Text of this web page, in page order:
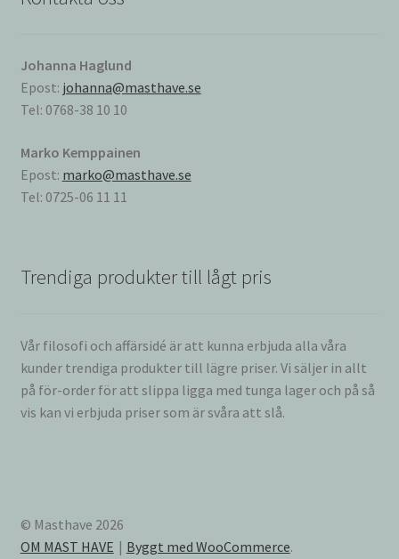
Johanna Haglund
Epost: johanna@masthave.se
Tel: 0768-38 10 10
Marko Kemppainen
Epost: marko@masthave.se
Tel: 0725-06 11 11
Trendiga produkter till lågt pris
Vår filosofi och affärsidé är att kunna erbjuda alla våra
kunder trendiga produkter till lägre priser. Vi säljer in allt
på för-order för att slippa ligga med tunga lager och på så
vis kan vi erbjuda priser som är svåra att slå.
© Masthave 2026
OM MAST HAVE
Byggt med WooCommerce.